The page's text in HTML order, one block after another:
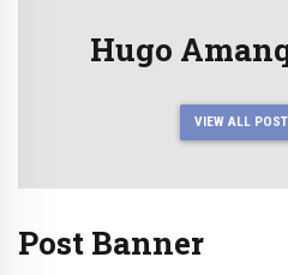
Hugo
VIEW ALL
Post Banner